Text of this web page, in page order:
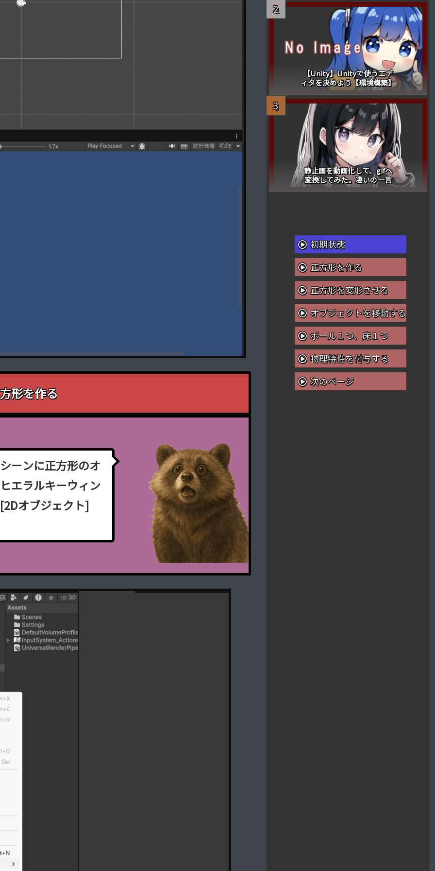
形を作る
シーンに正方形のオ
ヒエラルキーウィ ン
[2Dオブジェク ト]
【Unity】Unityで使うエデ
ィタを決めよう【環境構築】
静止画を動画化して、gifへ
変換してみた。凄いの一言
初期状態
正方形を作る
正方形を変形させる
オブジェクトを移動する
ボール１つ、床１つ
物理特性を付与する
次のページ